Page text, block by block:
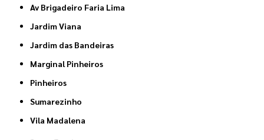
Av Brigadeiro Faria Lima
Jardim Viana
Jardim das Bandeiras
Marginal Pinheiros
Pinheiros
Sumarezinho
Vila Madalena